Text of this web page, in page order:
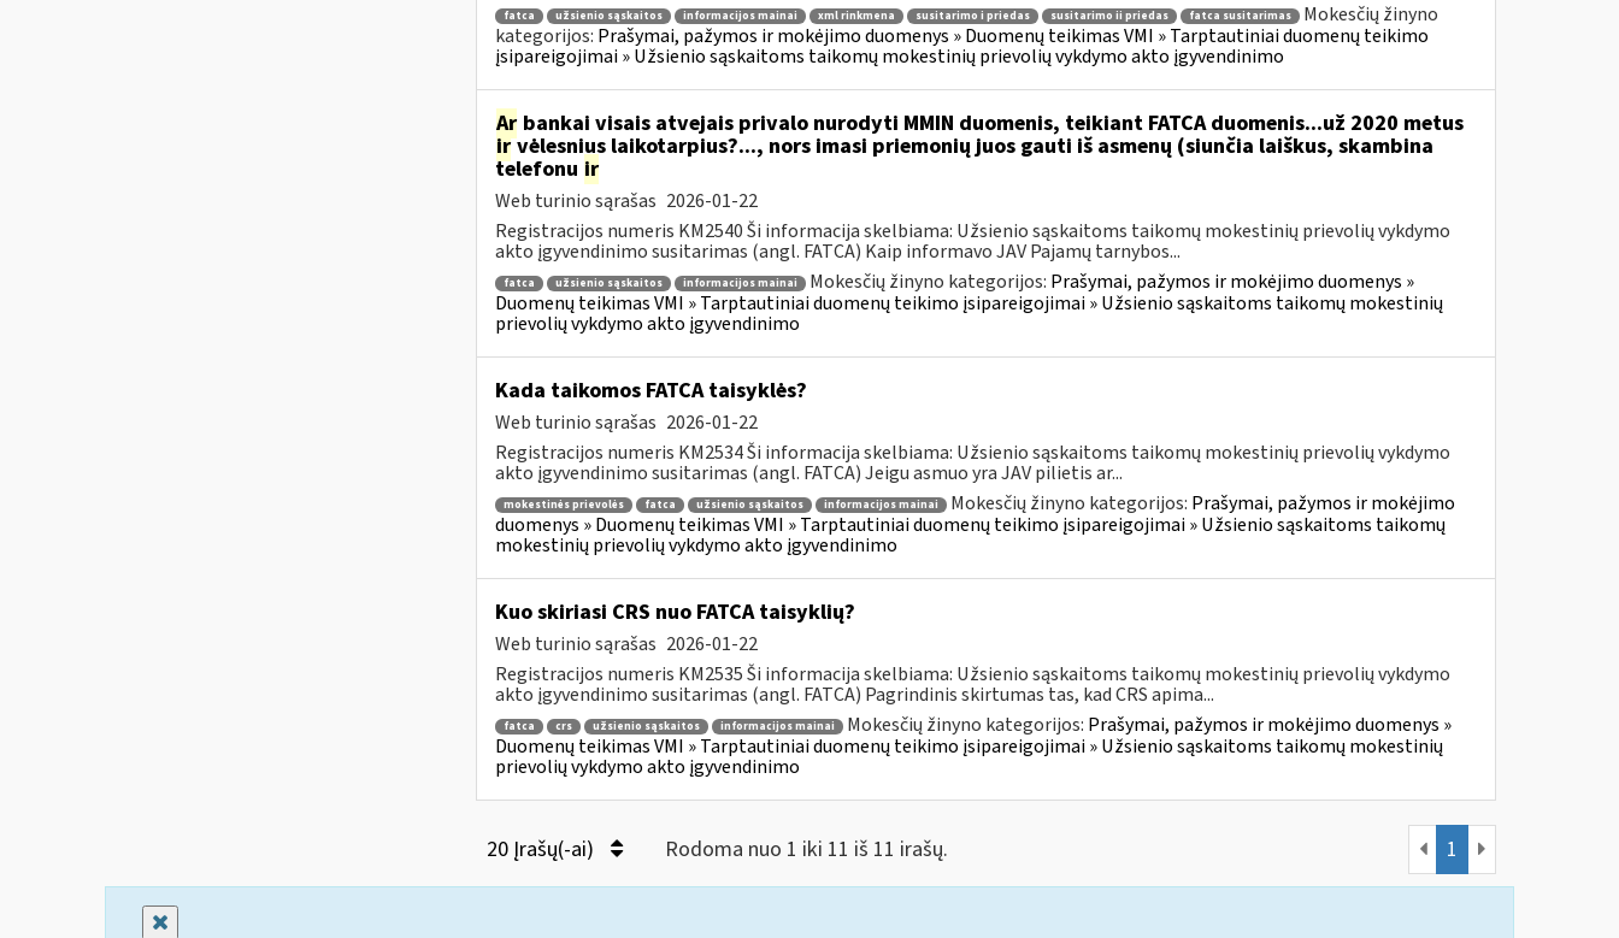
fatca užsienio sąskaitos informacijos mainai xml rinkmena susitarimo i priedas susitarimo ii priedas fatca susitarimas
Mokesčių žinyno
kategorijos: Prašymai, pažymos ir mokėjimo duomenys » Duomenų teikimas VMI » Tarptautiniai duomenų teikimo
įsipareigojimai » Užsienio sąskaitoms taikomų mokestinių prievolių vykdymo akto įgyvendinimo
Arbankai visais atvejais privalo nurodyti MMIN duomenis, teikiant FATCA duomenis...už 2020 metus
irvėlesnius laikotarpius?..., nors imasi priemonių juos gauti iš asmenų (siunčia laiškus, skambina
telefonu ir
Web turinio sąrašas 2026-01-22
Registracijos numeris KM2540 Ši informacija skelbiama: Užsienio sąskaitoms taikomų mokestinių prievolių vykdymo
akto įgyvendinimo susitarimas (angl. FATCA) Kaip informavo JAV Pajamų tarnybos...
fatca užsienio sąskaitos informacijos mainai Mokesčių žinyno kategorijos: Prašymai, pažymos ir mokėjimo duomenys »
Duomenų teikimas VMI » Tarptautiniai duomenų teikimo įsipareigojimai » Užsienio sąskaitoms taikomų mokestinių
prievolių vykdymo akto įgyvendinimo
Kada taikomos FATCA taisyklės?
Web turinio sąrašas 2026-01-22
Registracijos numeris KM2534 Ši informacija skelbiama: Užsienio sąskaitoms taikomų mokestinių prievolių vykdymo
akto įgyvendinimo susitarimas (angl. FATCA) Jeigu asmuo yra JAV pilietis ar...
mokestinės prievolės fatca užsienio sąskaitos informacijos mainai Mokesčių žinyno kategorijos: Prašymai, pažymos ir mokėjimo
duomenys » Duomenų teikimas VMI » Tarptautiniai duomenų teikimo įsipareigojimai » Užsienio sąskaitoms taikomų
mokestinių prievolių vykdymo akto įgyvendinimo
Kuo skiriasi CRS nuo FATCA taisyklių?
Web turinio sąrašas 2026-01-22
Registracijos numeris KM2535 Ši informacija skelbiama: Užsienio sąskaitoms taikomų mokestinių prievolių vykdymo
akto įgyvendinimo susitarimas (angl. FATCA) Pagrindinis skirtumas tas, kad CRS apima...
fatca crs užsienio sąskaitos informacijos mainai Mokesčių žinyno kategorijos: Prašymai, pažymos ir mokėjimo duomenys »
Duomenų teikimas VMI » Tarptautiniai duomenų teikimo įsipareigojimai » Užsienio sąskaitoms taikomų mokestinių
prievolių vykdymo akto įgyvendinimo
20 Įrašų(-ai) Rodoma nuo 1 iki 11 iš 11 irašų. 1